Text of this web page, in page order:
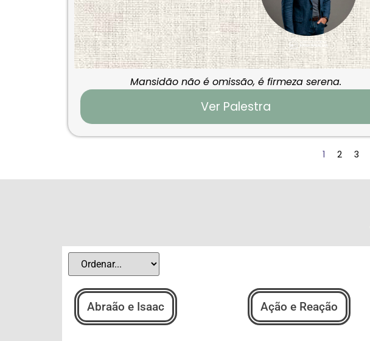
Mansidão não é omissão, é firmeza serena.
Ver Palestra
1 2 3
Abraão e Isaac Ação e Reação